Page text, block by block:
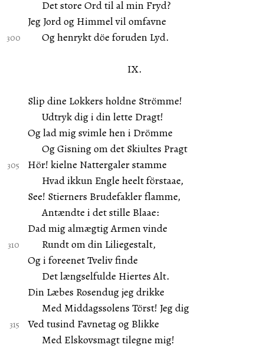
Det store Ord til al min Fryd?
Jeg Jord og Himmel vil omfavne
Og henrykt döe foruden Lyd.
IX.
Slip dine Lokkers holdne Strömme!
Udtryk dig i din lette Dragt!
Og lad mig svimle hen i Drömme
Og Gisning om det Skiultes Pragt
Hör! kielne Nattergaler stamme
Hvad ikkun Engle heelt förstaae,
See! Stierners Brudefakler flamme,
Antændte i det stille Blaae:
Dad mig almægtig Armen vinde
Rundt om din Liliegestalt,
Og i foreenet Tveliv finde
Det længselfulde Hiertes Alt.
Din Læbes Rosendug jeg drikke
Med Middagssolens Törst! Jeg dig
Ved tusind Favnetag og Blikke
Med Elskovsmagt tilegne mig!